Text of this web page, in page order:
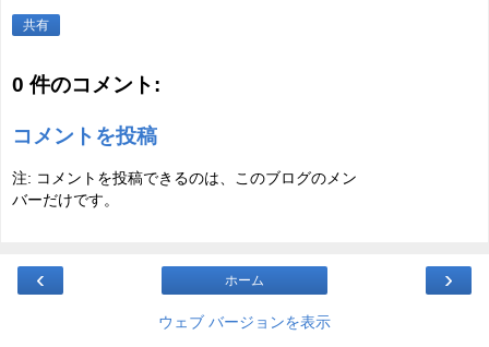
共有
0 件のコメント:
コメントを投稿
注: コメントを投稿できるのは、このブログのメン
バーだけです。
‹ ›
ホーム
ウェブ バージョンを表示